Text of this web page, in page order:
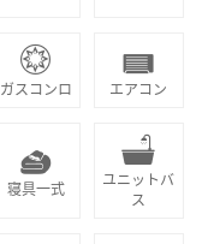
ガスコンロ エアコン
寝具一式
ユニットバ
ス